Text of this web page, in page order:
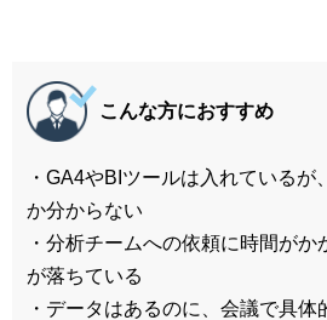
沿革
ビジョン・ミッション・バリュ
ロゴマーク
こんな方におすすめ
・GA4やBIツールは入れているが
か分からない
・分析チームへの依頼に時間がか
が落ちている
・データはあるのに、会議で具